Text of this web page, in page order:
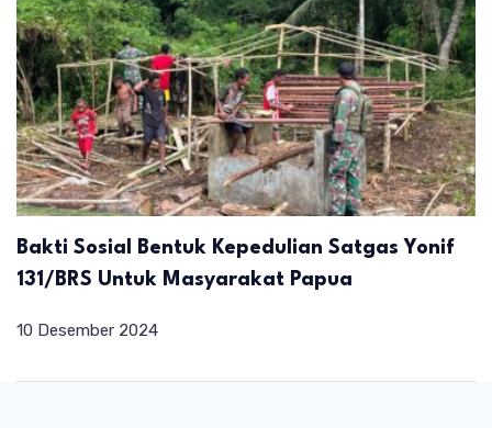
Bakti Sosial Bentuk Kepedulian Satgas Yonif
131/BRS Untuk Masyarakat Papua
10 Desember 2024